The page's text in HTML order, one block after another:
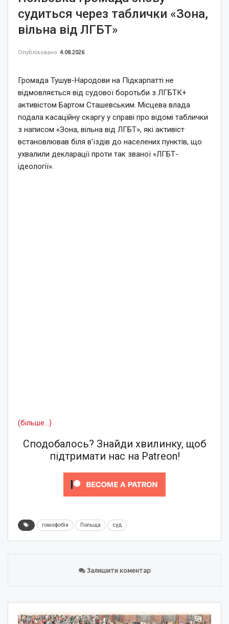
судиться через таблички «Зона,
вільна від ЛГБТ»
Опубліковано 4.08.2026
Громада Тушув-Народови на Підкарпатті не
відмовляється від судової боротьби з ЛГБТК+
активістом Бартом Сташевським. Місцева влада
подала касаційну скаргу у справі про відомі таблички
з написом «Зона, вільна від ЛГБТ», які активіст
встановлював біля в’їздів до населених пунктів, що
ухвалили декларації проти так званої «ЛГБТ-
ідеології».
(більше…)
Сподобалось? Знайди хвилинку, щоб
підтримати нас на Patreon!
гомофобія Польща суд
Залишити коментар